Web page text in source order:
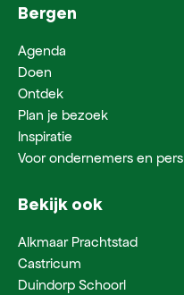
Bergen
Agenda
Doen
Ontdek
Plan je bezoek
Inspiratie
Voor ondernemers en pers
Bekijk ook
Alkmaar Prachtstad
Castricum
Duindorp Schoorl